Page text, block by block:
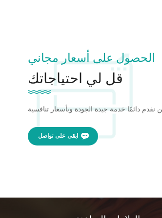
الحصول على أسعار مجاني
قل لي احتياجاتك
ابقى على تواصل